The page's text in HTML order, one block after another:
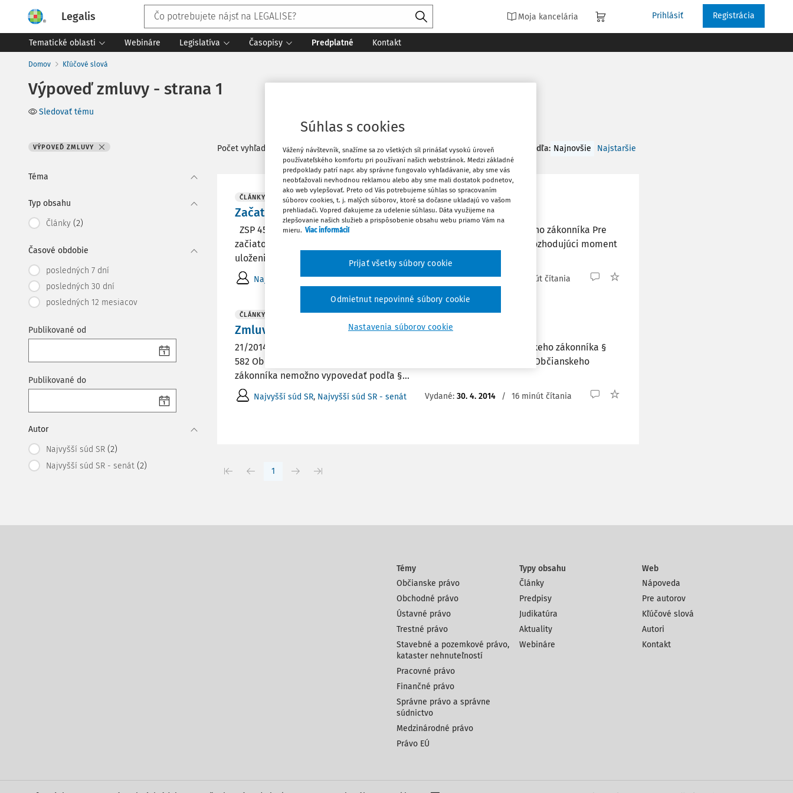
Legalis Moja kancelária Prihlásiť Registrácia
Tematické oblasti Webináre Legislatíva Časopisy Predplatné Kontakt
Domov Kľúčové slová
Výpoveď zmluvy - strana 1
Sledovať tému
VÝPOVEĎ ZMLUVY
Téma
Typ obsahu
Články (2)
Časové obdobie
posledných 7 dní
posledných 30 dní
posledných 12 mesiacov
Publikované od
Publikované do
Autor
Najvyšší súd SR (2)
Najvyšší súd SR - senát (2)
Počet vyhľadaných dokumentov: 2 Zoradiť podľa: Najnovšie Najstaršie
ČLÁNKY
Začatie plynutia výpovednej doby
ZSP 45/2018 Začatie plynutia výpovednej doby § 45 ods. 1 Občianskeho zákonníka Pre
začiatok plynutia výpovednej doby podľa Občianskeho zákonníka je rozhodujúci moment
uloženia zásielky do poštovej schránky adresáta,...
Najvyšší súd SR,Najvyšší súd SR - senát Vydané:30. 1. 2018 / 12 minút čítania
ČLÁNKY
Zmluva o dôchodku a možnosť jej vypovedania
21/2014 Zmluva o dôchodku a možnosť jej vypovedania § 842 Občianskeho zákonníka §
582 Občianskeho zákonníka Zmluvu o dôchodku uzavretú podľa § 842 Občianskeho
zákonníka nemožno vypovedať podľa §...
Najvyšší súd SR, Najvyšší súd SR - senát Vydané: 30. 4. 2014 / 16 minút čítania
1
Témy
Občianske právo
Obchodné právo
Ústavné právo
Trestné právo
Stavebné a pozemkové právo,
kataster nehnuteľností
Pracovné právo
Finančné právo
Správne právo a správne
súdnictvo
Medzinárodné právo
Právo EÚ
Typy obsahu
Články
Predpisy
Judikatúra
Aktuality
Webináre
Web
Nápoveda
Pre autorov
Kľúčové slová
Autori
Kontakt
Súhlas s cookies
Vážený návštevník, snažíme sa zo všetkých síl prinášať vysokú úroveň
používateľského komfortu pri používaní našich webstránok. Medzi základné
predpoklady patrí napr. aby správne fungovalo vyhľadávanie, aby sme vás
neobťažovali nevhodnou reklamou alebo aby sme mali dostatok podnetov,
ako web vylepšovať. Preto od Vás potrebujeme súhlas so spracovaním
súborov cookies, t. j. malých súborov, ktoré sa dočasne ukladajú vo vašom
prehliadači. Vopred ďakujeme za udelenie súhlasu. Dáta využijeme na
zlepšovanie našich služieb a prispôsobenie obsahu webu priamo Vám na
mieru. Viac informácií
Nastavenia súborov cookie
Odmietnut nepovinné súbory cookie
Prijať všetky súbory cookie